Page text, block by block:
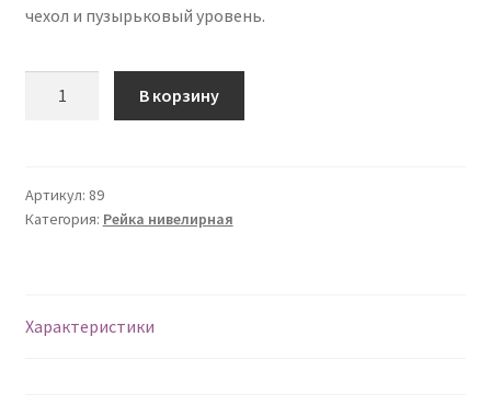
чехол и пузырьковый уровень.
В корзину
Артикул: 89
Категория: Рейка нивелирная
Характеристики